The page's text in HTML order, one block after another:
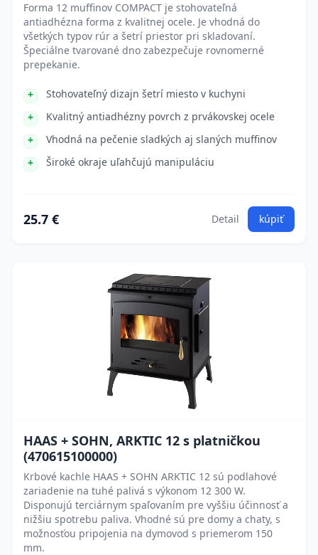
Forma 12 muffinov COMPACT je stohovateľná
antiadhézna forma z kvalitnej ocele. Je vhodná do
všetkých typov rúr a šetrí priestor pri skladovaní.
Špeciálne tvarované dno zabezpečuje rovnomerné
prepekanie.
Stohovateľný dizajn šetrí miesto v kuchyni
Kvalitný antiadhézny povrch z prvákovskej ocele
Vhodná na pečenie sladkých aj slaných muffinov
Široké okraje uľahčujú manipuláciu
25.7 € Detail kúpiť
HAAS + SOHN, ARKTIC 12 s platničkou
(470615100000)
Krbové kachle HAAS + SOHN ARKTIC 12 sú podlahové
zariadenie na tuhé palivá s výkonom 12 300 W.
Disponujú terciárnym spaľovaním pre vyššiu účinnosť a
nižšiu spotrebu paliva. Vhodné sú pre domy a chaty, s
možnosťou pripojenia na dymovod s priemerom 150
mm.